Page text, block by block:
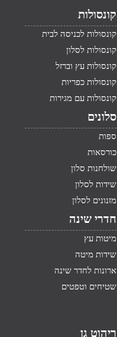
קונסולות
קונסולות לכניסה לבית
קונסולות לסלון
קונסולות עץ וברזל
קונסולות כפריות
קונסולות עם מגירות
סלונים
ספות
כורסאות
שולחנות סלון
שידות לסלון
מזנונים לסלון
חדרי שינה
מיטות עץ
שידות מיטה
ארונות לחדר שינה
שטיחים וטפטים
ריהוט גן